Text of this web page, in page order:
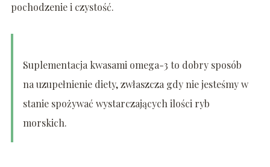
pochodzenie i czystość.
Suplementacja kwasami omega-3 to dobry sposób
na uzupełnienie diety, zwłaszcza gdy nie jesteśmy w
stanie spożywać wystarczających ilości ryb
morskich.